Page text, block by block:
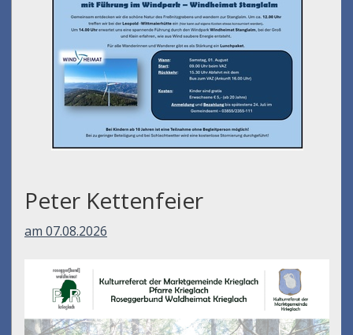
Peter Kettenfeier
am 07.08.2026